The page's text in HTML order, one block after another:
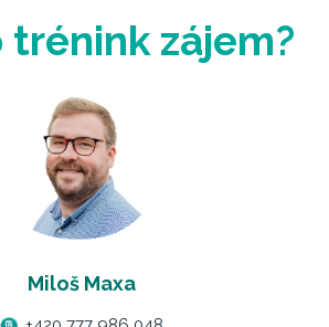
trénink zájem?
Miloš Maxa